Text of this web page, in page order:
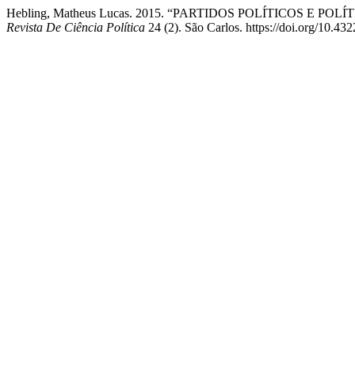
Hebling, Matheus Lucas. 2015. “PARTIDOS POLÍTICOS E
Revista De Ciência Política 24 (2). São Carlos. https://doi.org/